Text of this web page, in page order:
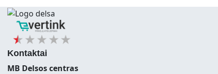
Kontaktai
MB Delsos centras